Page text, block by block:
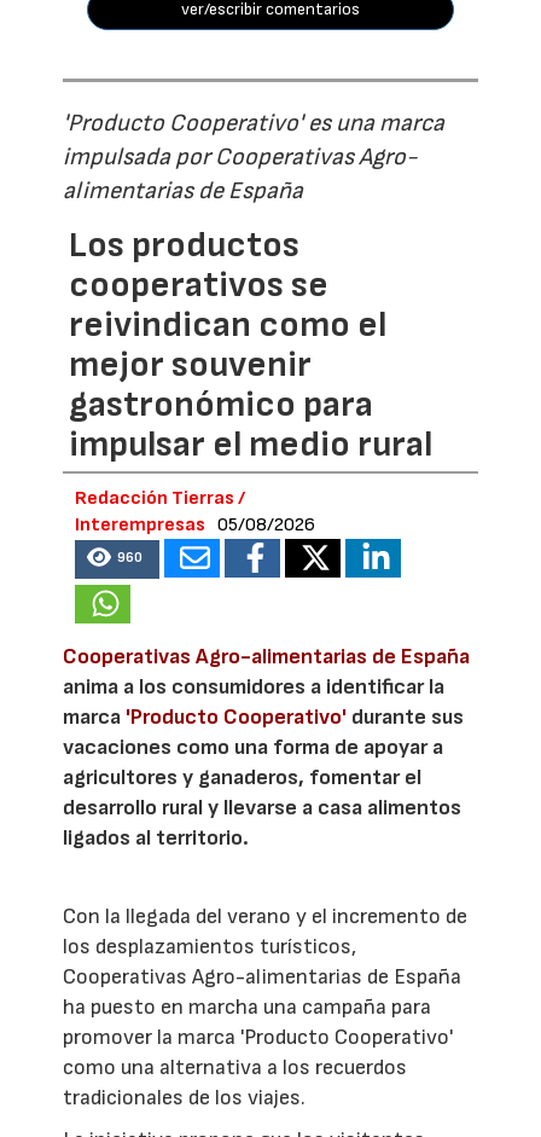
ver/escribir comentarios
'Producto Cooperativo' es una marca
impulsada por Cooperativas Agro-
alimentarias de España
Los productos
cooperativos se
reivindican como el
mejor souvenir
gastronómico para
impulsar el medio rural
Redacción Tierras /
Interempresas
05/08/2026
960
Cooperativas Agro-alimentarias de España
anima a los consumidores a identificar la
marca 'Producto Cooperativo' durante sus
vacaciones como una forma de apoyar a
agricultores y ganaderos, fomentar el
desarrollo rural y llevarse a casa alimentos
ligados al territorio.
Con la llegada del verano y el incremento de
los desplazamientos turísticos,
Cooperativas Agro-alimentarias de España
ha puesto en marcha una campaña para
promover la marca 'Producto Cooperativo'
como una alternativa a los recuerdos
tradicionales de los viajes.